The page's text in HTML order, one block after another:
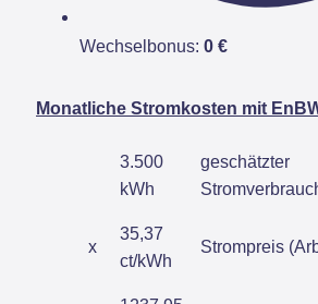
Wechselbonus: 0 €
Monatliche Stromkosten mit
3.500
kWh
geschätzter
x
35,37
ct/kWh
Strompreis